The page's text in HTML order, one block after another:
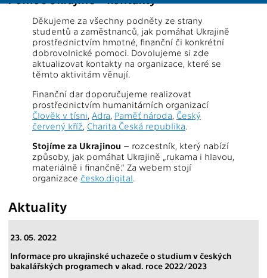
Děkujeme za všechny podněty ze strany
studentů a zaměstnanců, jak pomáhat Ukrajině
prostřednictvím hmotné, finanční či konkrétní
dobrovolnické pomoci. Dovolujeme si zde
aktualizovat kontakty na organizace, které se
těmto aktivitám věnují.
Finanční dar doporučujeme realizovat
prostřednictvím humanitárních organizací
Člověk v tísni, Adra, Paměť národa, Český
červený kříž, Charita Česká republika.
Stojíme za Ukrajinou – rozcestník, který nabízí
způsoby, jak pomáhat Ukrajině „rukama i hlavou,
materiálně i finančně.“ Za webem stojí
organizace česko.digital.
Aktuality
23. 05. 2022
Informace pro ukrajinské uchazeče o studium v českých
bakalářských programech v akad. roce 2022/2023